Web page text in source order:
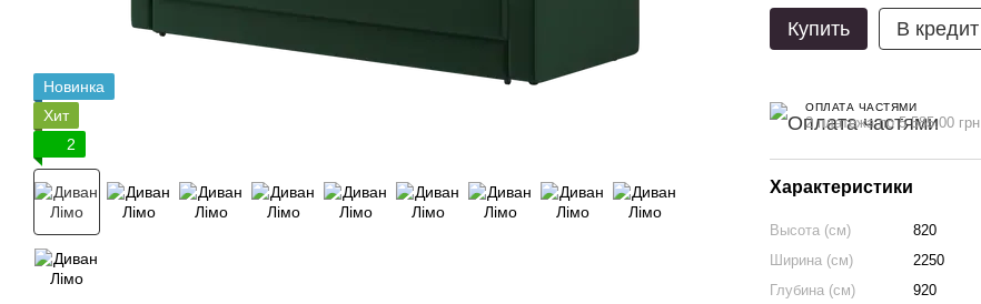
Новинка
Хит
2
Купить В кредит
ОПЛАТА ЧАСТЯМИ
2 платежа по 5 585.00 грн
Характеристики
Высота (см)
820
Ширина (см)
2250
Глубина (см)
920